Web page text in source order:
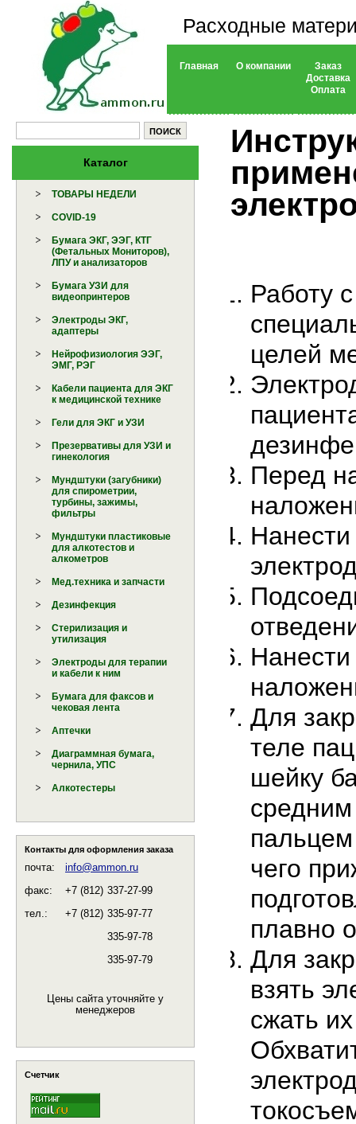
Расходные
Главная О компании
Заказ
Доставка
Оплата
Каталог
ТОВАРЫ НЕДЕЛИ
COVID-19
Бумага ЭКГ, ЭЭГ, КТГ
(Фетальных Мониторов),
ЛПУ и анализаторов
Бумага УЗИ для
видеопринтеров
Электроды ЭКГ,
адаптеры
Нейрофизиология ЭЭГ,
ЭМГ, РЭГ
Кабели пациента для ЭКГ
к медицинской технике
Гели для ЭКГ и УЗИ
Презервативы для УЗИ и
гинекология
Мундштуки (загубники)
для спирометрии,
турбины, зажимы,
фильтры
Мундштуки пластиковые
для алкотестов и
алкометров
Мед.техника и запчасти
Дезинфекция
Стерилизация и
утилизация
Электроды для терапии
и кабели к ним
Бумага для факсов и
чековая лента
Аптечки
Диаграммная бумага,
чернила, УПС
Алкотестеры
Контакты для оформления заказа
почта:
info@ammon.ru
факс:
+7 (812) 337-27-99
тел.:
+7 (812) 335-97-77
335-97-78
335-97-79
Цены сайта уточняйте у
менеджеров
Счетчик
Работу
целей
Перед
Для
теле
шейку
чего
плавно
Для
взять
сжать